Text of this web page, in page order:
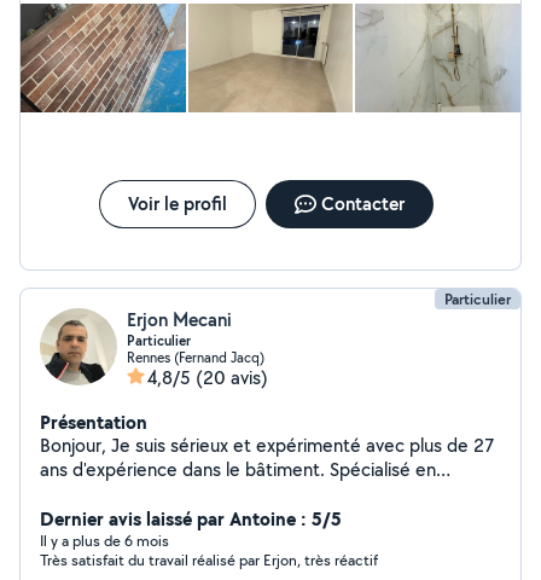
Voir le profil Contacter
Particulier
Erjon Mecani
Particulier
Rennes (Fernand Jacq)
4,8/5 (20 avis)
Présentation
Bonjour, Je suis sérieux et expérimenté avec plus de 27
ans d'expérience dans le bâtiment. Spécialisé en
peinture. Je réalise un travail propre, soigné et de
qualité. Titulaire d'un diplôme dans le bâtiment obtenu
en Albanie. Disponible rapidement sur Rennes et
Dernier avis laissé par Antoine : 5/5
Il y a plus de 6 mois
Très satisfait du travail réalisé par Erjon, très réactif